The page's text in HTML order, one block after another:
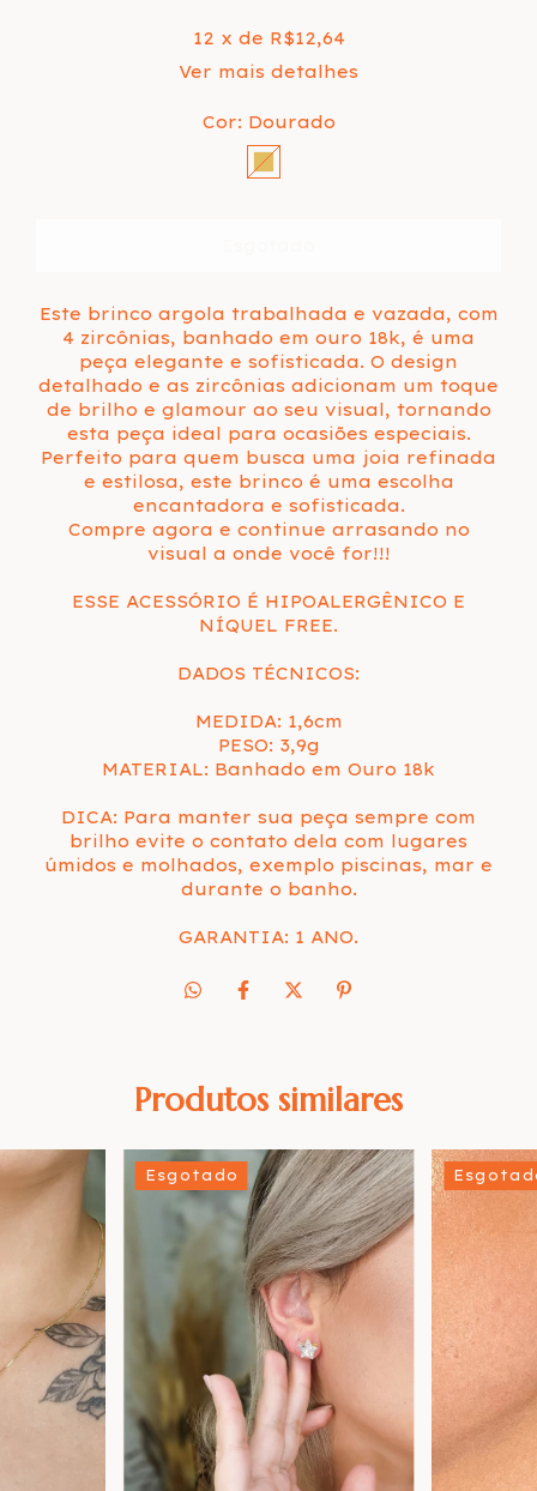
12 x de R$12,64
Ver mais detalhes
Cor: Dourado
Este brinco argola trabalhada e vazada, com
4 zircônias, banhado em ouro 18k, é uma
peça elegante e sofisticada. O design
detalhado e as zircônias adicionam um toque
de brilho e glamour ao seu visual, tornando
esta peça ideal para ocasiões especiais.
Perfeito para quem busca uma joia refinada
e estilosa, este brinco é uma escolha
encantadora e sofisticada.
Compre agora e continue arrasando no
visual a onde você for!!!
ESSE ACESSÓRIO É HIPOALERGÊNICO E
NÍQUEL FREE.
DADOS TÉCNICOS:
MEDIDA: 1,6cm
PESO: 3,9g
MATERIAL: Banhado em Ouro 18k
DICA: Para manter sua peça sempre com
brilho evite o contato dela com lugares
úmidos e molhados, exemplo piscinas, mar e
durante o banho.
GARANTIA: 1 ANO.
Produtos similares
Esgotado